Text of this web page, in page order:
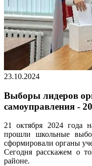
23.10.2024
Выборы лидеров
самоуправления -
21 октября 2024 года
прошли школьные
сформировали органы
Сегодня расскажем о
районе.